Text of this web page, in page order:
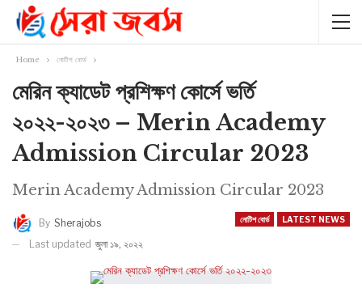
Home নোটিশ বোর্ড
মেরিন ক্যাডেট প্রশিক্ষণ কোর্সে ভর্তি
২০২২-২০২৩ – Merin Academy
Admission Circular 2023
Merin Academy Admission Circular 2023
নোটিশ বোর্ড LATEST NEWS
By Sherajobs
Last updated জুলা ১৯, ২০২২